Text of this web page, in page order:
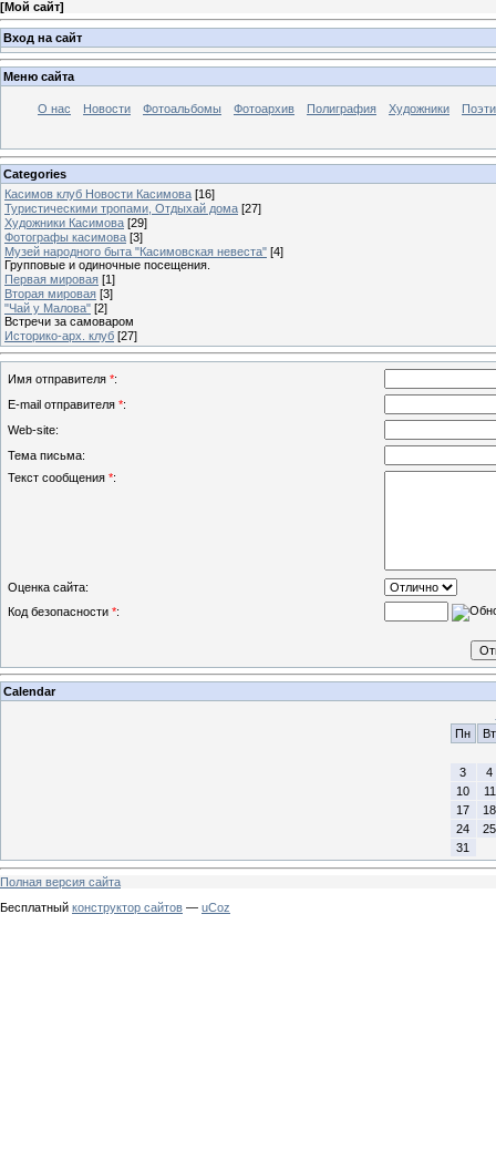
[Мой сайт]
Вход на сайт
Меню сайта
О нас Новости Фотоальбомы Фотоархив Полиграфия Художники
Categories
Касимов клуб Новости Касимова [16]
Туристическими тропами, Отдыхай дома [27]
Художники Касимова [29]
Фотографы касимова [3]
Музей народного быта "Касимовская невеста" [4]
Групповые и одиночные посещения.
Первая мировая [1]
Вторая мировая [3]
"Чай у Малова" [2]
Встречи за самоваром
Историко-арх. клуб [27]
Имя отправителя *:
E-mail отправителя *:
Web-site:
Тема письма:
Текст сообщения *:
Оценка сайта:
Код безопасности *:
Calendar
Пн
Вт
3
4
10
11
17
18
24
25
31
Полная версия сайта
Бесплатный конструктор сайтов — uCoz